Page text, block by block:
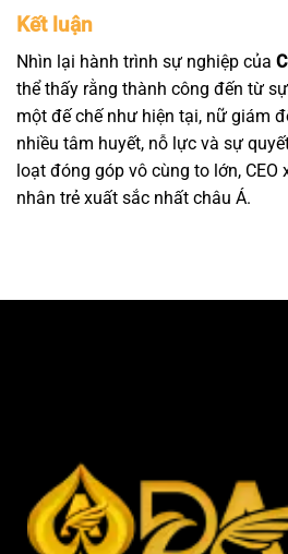
Kết luận
Nhìn lại hành trình sự nghiệp của
thể thấy rằng thành công đến từ
một đế chế như hiện tại, nữ giám
nhiều tâm huyết, nỗ lực và sự
loạt đóng góp vô cùng to lớn,
nhân trẻ xuất sắc nhất châu Á.